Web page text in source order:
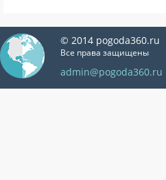
© 2014 pogoda360.ru
Все права защищены
admin@pogoda360.ru